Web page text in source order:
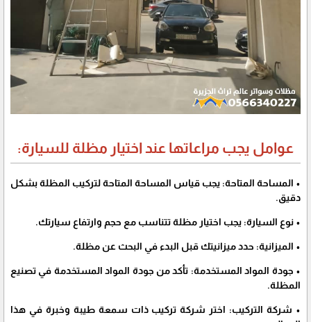
عوامل يجب مراعاتها عند اختيار مظلة للسيارة:
• المساحة المتاحة: يجب قياس المساحة المتاحة لتركيب المظلة بشكل
دقيق.
• نوع السيارة: يجب اختيار مظلة تتناسب مع حجم وارتفاع سيارتك.
• الميزانية: حدد ميزانيتك قبل البدء في البحث عن مظلة.
• جودة المواد المستخدمة: تأكد من جودة المواد المستخدمة في تصنيع
المظلة.
• شركة التركيب: اختر شركة تركيب ذات سمعة طيبة وخبرة في هذا